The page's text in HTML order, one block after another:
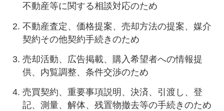
不動産等に関する相談対応のため
不動産査定、価格提案、売却方法の提案、媒介
契約その他契約手続きのため
売却活動、広告掲載、購入希望者への情報提
供、内覧調整、条件交渉のため
売買契約、重要事項説明、決済、引渡し、登
記、測量、解体、残置物撤去等の手続きのため